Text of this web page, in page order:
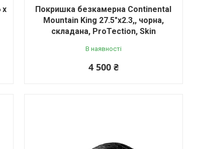
x
Покришка безкамерна Continental
Mountain King 27.5"x2.3,, чорна,
складана, ProTection, Skin
В наявності
4 500 ₴